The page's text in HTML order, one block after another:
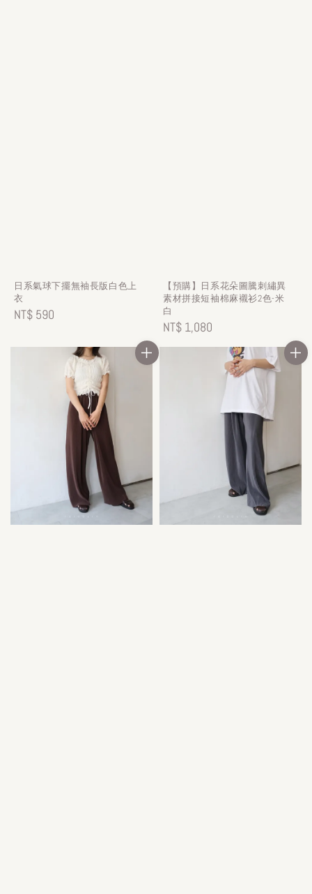
日系氣球下擺無袖長版白色上
衣
Regular
NT$ 590
【預購】日系花朵圖騰刺繡異
素材拼接短袖棉麻襯衫2色-米
白
Regular
price
NT$ 1,080